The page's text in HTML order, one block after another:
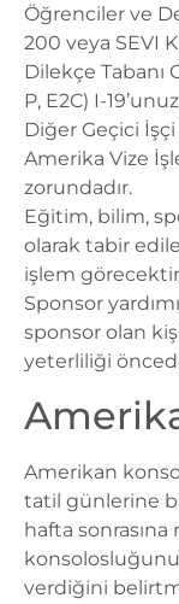
Öğrenciler ve
200 veya SEVI
Dilekçe Tabanı
P, E2C) I-
Diğer Geçici
Amerika Vize
zorundadır.
Eğitim, bilim,
olarak tabir
işlem
Sponsor
sponsor olan
yeterliliği
Amerikan
tatil günlerine
hafta
verdiğini